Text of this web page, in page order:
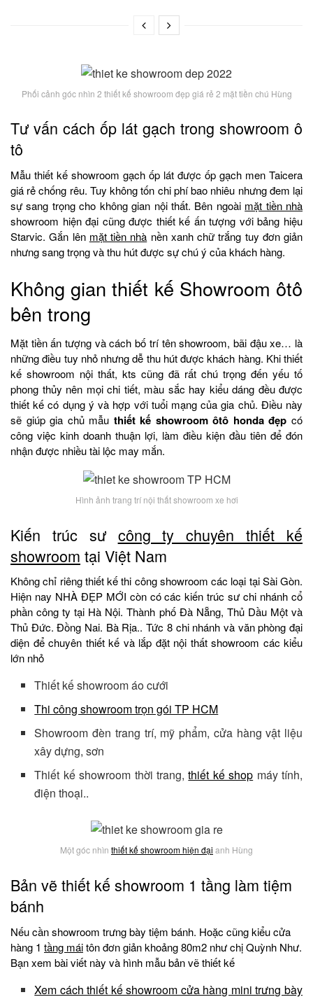
Phối cảnh góc nhìn 2 thiết kế showroom đẹp giá rẻ 2 mặt tiền chú Hùng
Tư vấn cách ốp lát gạch trong showroom ô
tô
Mẫu thiết kế showroom gạch ốp lát được ốp gạch men Taicera
giá rẻ chống rêu. Tuy không tốn chi phí bao nhiêu nhưng đem lại
sự sang trọng cho không gian nội thất. Bên ngoài mặt tiền nhà
showroom hiện đại cũng được thiết kế ấn tượng với bảng hiệu
Starvic. Gắn lên mặt tiền nhà nền xanh chữ trắng tuy đơn giản
nhưng sang trọng và thu hút được sự chú ý của khách hàng.
Không gian thiết kế Showroom ôtô
bên trong
Mặt tiền ấn tượng và cách bố trí tên showroom, bãi đậu xe… là
những điều tuy nhỏ nhưng dễ thu hút được khách hàng. Khi thiết
kế showroom nội thất, kts cũng đã rất chú trọng đến yếu tố
phong thủy nên mọi chi tiết, màu sắc hay kiểu dáng đều được
thiết kế có dụng ý và hợp với tuổi mạng của gia chủ. Điều này
sẽ giúp gia chủ mẫu thiết kế showroom ôtô honda đẹpcó
công việc kinh doanh thuận lợi, làm điều kiện đầu tiên để đón
nhận được nhiều tài lộc may mắn.
Hình ảnh trang trí nội thất showroom xe hơi
Kiến trúc sư công ty chuyên thiết kế
showroom tại Việt Nam
Không chỉ riêng thiết kế thi công showroom các loại tại Sài Gòn.
Hiện nay NHÀ ĐẸP MỚI còn có các kiến trúc sư chi nhánh cổ
phần công ty tại Hà Nội. Thành phố Đà Nẵng, Thủ Dầu Một và
Thủ Đức. Đồng Nai. Bà Rịa.. Tức 8 chi nhánh và văn phòng đại
diện để chuyên thiết kế và lắp đặt nội thất showroom các kiểu
lớn nhỏ
Thiết kế showroom áo cưới
Thi công showroom trọn gói TP HCM
Showroom đèn trang trí, mỹ phẩm, cửa hàng vật liệu
xây dựng, sơn
Thiết kế showroom thời trang,thiết kế shop máy tính,
điện thoại..
Một góc nhìn thiết kế showroom hiện đại anh Hùng
Bản vẽ thiết kế showroom 1 tầng làm tiệm
bánh
Nếu cần showroom trưng bày tiệm bánh. Hoặc cũng kiểu cửa
hàng 1 tầng máitôn đơn giản khoảng 80m2 như chị Quỳnh Như.
Bạn xem bài viết này và hình mẫu bản vẽ thiết kế
Xem cách thiết kế showroom cửa hàng mini trưng bày